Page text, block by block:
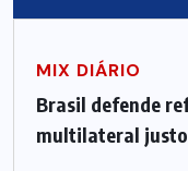
MIX DIÁRIO
Brasil defende
multilateral